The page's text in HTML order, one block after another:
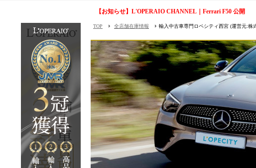
【お知らせ】L'OPERAIO CHANNEL｜Ferrari F50 公開
TOP 全店舗在庫情報 輸入中古車専門ロペシティ西宮 (運営元:株